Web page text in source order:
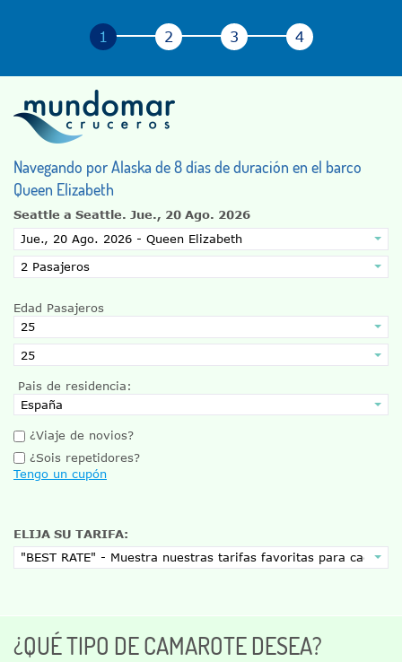
Navegando por Alaska de 8 días de duración en el barco
Queen Elizabeth
Seattle a Seattle. Jue., 20 Ago. 2026
Edad Pasajeros
Pais de residencia:
¿Viaje de novios?
¿Sois repetidores?
Tengo un cupón
ELIJA SU TARIFA:
¿QUÉ TIPO DE CAMAROTE DESEA?